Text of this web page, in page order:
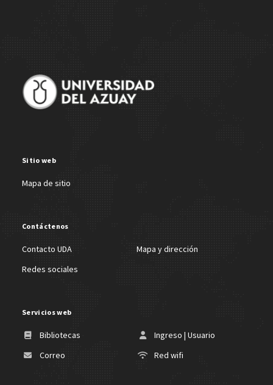
Sitio web
Mapa de sitio
Contáctenos
Contacto UDA
Mapa y dirección
Redes sociales
Servicios web
Bibliotecas
Ingreso | Usuario
Correo
Red wifi